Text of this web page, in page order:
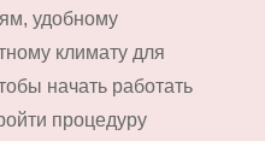
удобному
климату для
начать работать
процедуру